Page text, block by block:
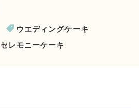
ウエディングケーキ
セレモニーケーキ